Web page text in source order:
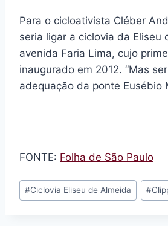
Para o cicloativista Cléber
seria ligar a ciclovia da Eliseu
avenida Faria Lima, cujo
inaugurado em 2012. “Mas
adequação da ponte Eusébio
FONTE: Folha de São Paulo
Tags
do
#Ciclovia Eliseu de Almeida #